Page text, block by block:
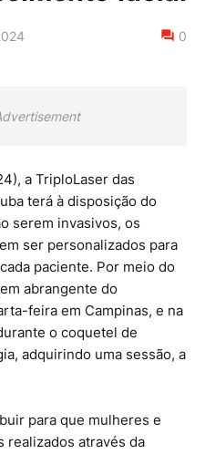
0
a TriploLaser das
terá à disposição do
serem invasivos, os
ser personalizados para
paciente. Por meio do
abrangente do
feira em Campinas, e na
o coquetel de
adquirindo uma sessão, a
para que mulheres e
realizados através da